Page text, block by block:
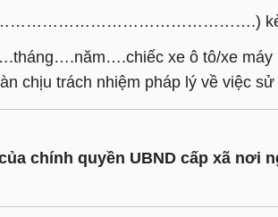
kèm
xe ô tô/xe
chịu trách nhiệm pháp lý về việc
chính quyền UBND cấp xã nơi